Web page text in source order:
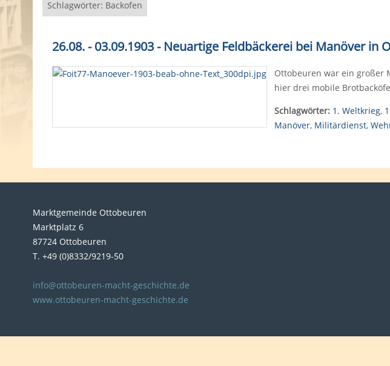
p
e
Schlagwörter: Backofen
26.08. - 03.09.1903 - Neuartige Feldbäckerei bei Manöver in
Ottobeuren war ein großer
hier drei mobile
Schlagwörter: 1. Weltkrieg,
Manöver, Militärdienst,
Marktgemeinde Ottobeuren
Marktplatz 6
87724 Ottobeuren
T. +49 (0)8332/9219-50
info@ottobeuren-macht-geschichte.de
www.ottobeuren-macht-geschichte.de